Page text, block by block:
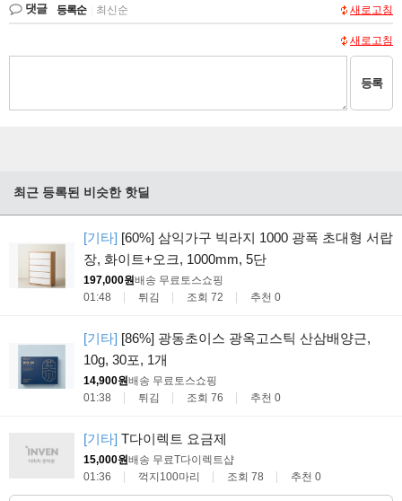
댓글 등록순 최신순 새로고침
새로고침
등록
최근 등록된 비슷한 핫딜
[기타] [60%] 삼익가구 빅라지 1000 광폭 초대형 서랍
장, 화이트+오크, 1000mm, 5단
197,000원배송 무료토스쇼핑
01:48
튀김 조회 72 추천 0
[기타] [86%] 광동초이스 광옥고스틱 산삼배양근,
10g, 30포, 1개
14,900원배송 무료토스쇼핑
01:38
튀김 조회 76 추천 0
[기타] T다이렉트 요금제
15,000원배송 무료T다이렉트샵
01:36
꺽지100마리 조회 78 추천 0